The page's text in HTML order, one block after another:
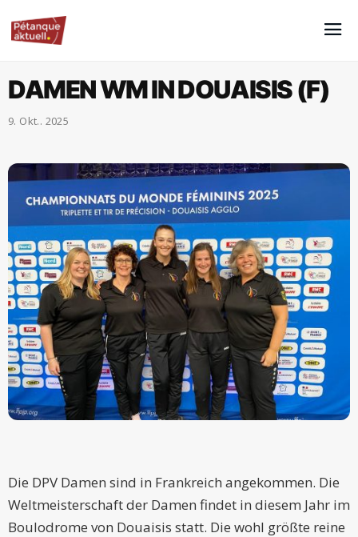
DAMEN WM IN DOUAISIS (F)
9. Okt.. 2025
Die DPV Damen sind in Frankreich angekommen. Die
Weltmeisterschaft der Damen findet in diesem Jahr im
Boulodrome von Douaisis statt. Die wohl größte reine